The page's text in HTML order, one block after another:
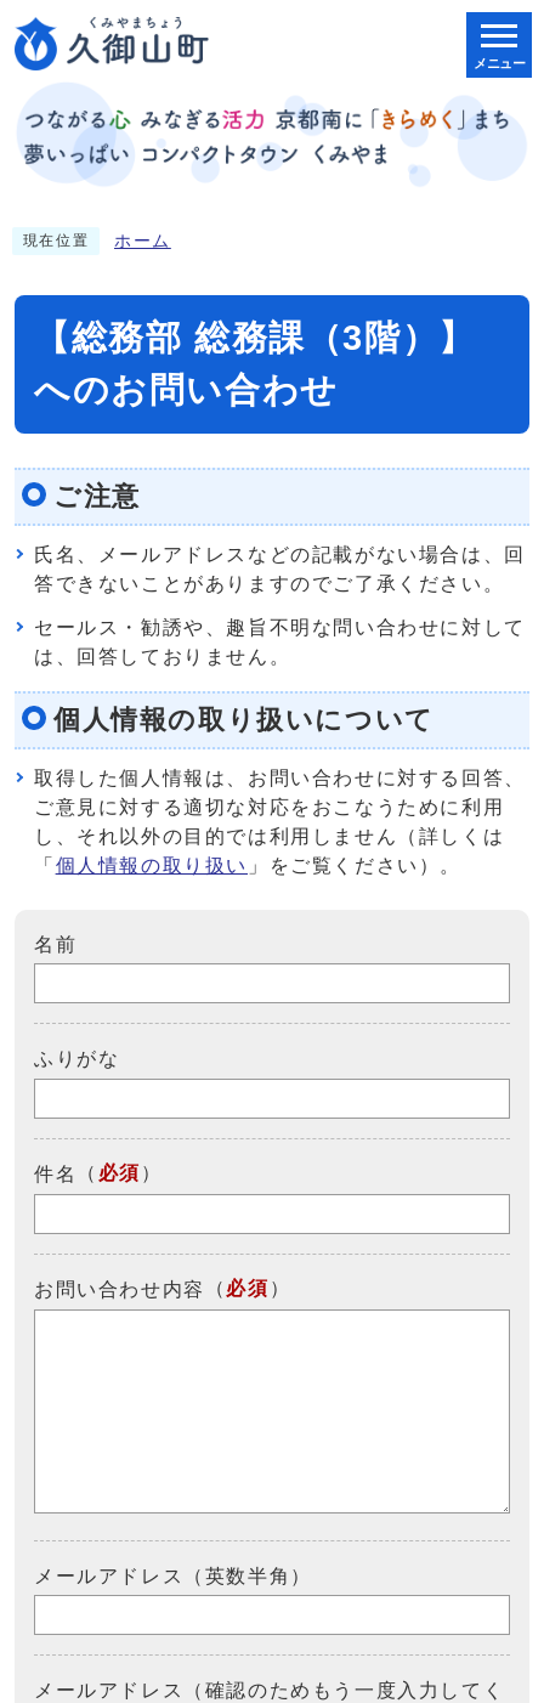
メニュー
現在位置 ホーム
【総務部 総務課（3階）】
へのお問い合わせ
ご注意
氏名、メールアドレスなどの記載がない場合は、回
答できないことがありますのでご了承ください。
セールス・勧誘や、趣旨不明な問い合わせに対して
は、回答しておりません。
個人情報の取り扱いについて
取得した個人情報は、お問い合わせに対する回答、
ご意見に対する適切な対応をおこなうために利用
し、それ以外の目的では利用しません（詳しくは
「 個人情報の取り扱い 」をご覧ください）。
名前
ふりがな
件名 （ 必須 ）
お問い合わせ内容 （ 必須 ）
メールアドレス（英数半角）
メールアドレス（確認のためもう一度入力してく